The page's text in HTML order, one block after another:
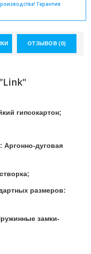
Гарантия
ОТЗЫВОВ (0)
гипсокартон;
Аргонно-дуговая
размеров:
замки-